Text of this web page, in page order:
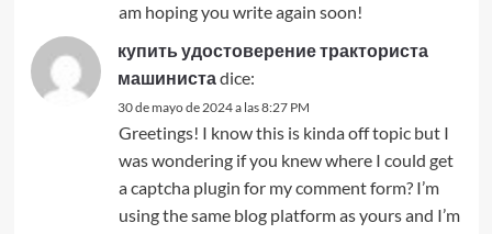
am hoping you write again soon!
купить удостоверение тракториста
машинистаdice:
30 de mayo de 2024 a las 8:27 PM
Greetings! I know this is kinda off topic but I
was wondering if you knew where I could get
a captcha plugin for my comment form? I’m
using the same blog platform as yours and I’m